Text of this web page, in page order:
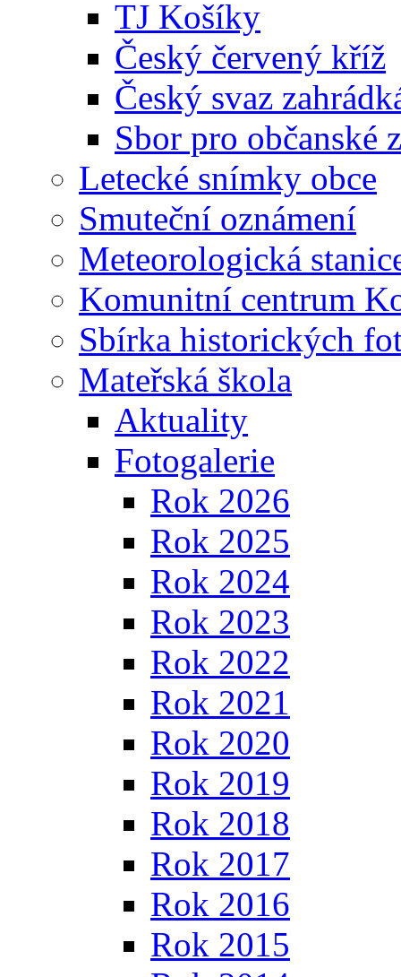
TJ Košíky
Český červený kříž
Český svaz
Sbor pro občanské
Letecké snímky obce
Smuteční oznámení
Meteorologická
Komunitní centrum
Sbírka historických
Mateřská škola
Aktuality
Fotogalerie
Rok 2026
Rok 2025
Rok 2024
Rok 2023
Rok 2022
Rok 2021
Rok 2020
Rok 2019
Rok 2018
Rok 2017
Rok 2016
Rok 2015